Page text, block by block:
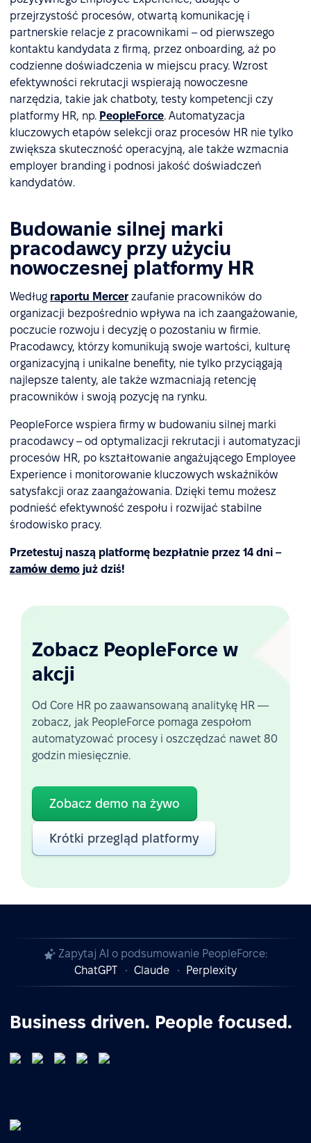
przejrzystość procesów, otwartą komunikację i
partnerskie relacje z pracownikami – od pierwszego
kontaktu kandydata z firmą, przez onboarding, aż po
codzienne doświadczenia w miejscu pracy. Wzrost
efektywności rekrutacji wspierają nowoczesne
narzędzia, takie jak chatboty, testy kompetencji czy
platformy HR, np. PeopleForce. Automatyzacja
kluczowych etapów selekcji oraz procesów HR nie tylko
zwiększa skuteczność operacyjną, ale także wzmacnia
employer branding i podnosi jakość doświadczeń
kandydatów.
Budowanie silnej marki
pracodawcy przy użyciu
nowoczesnej platformy HR
Według raportu Mercer zaufanie pracowników do
organizacji bezpośrednio wpływa na ich zaangażowanie,
poczucie rozwoju i decyzję o pozostaniu w firmie.
Pracodawcy, którzy komunikują swoje wartości, kulturę
organizacyjną i unikalne benefity, nie tylko przyciągają
najlepsze talenty, ale także wzmacniają retencję
pracowników i swoją pozycję na rynku.
PeopleForce wspiera firmy w budowaniu silnej marki
pracodawcy – od optymalizacji rekrutacji i automatyzacji
procesów HR, po kształtowanie angażującego Employee
Experience i monitorowanie kluczowych wskaźników
satysfakcji oraz zaangażowania. Dzięki temu możesz
podnieść efektywność zespołu i rozwijać stabilne
środowisko pracy.
Przetestuj naszą platformę bezpłatnie przez 14 dni –
zamów demo już dziś!
Zobacz PeopleForce w
akcji
Od Core HR po zaawansowaną analitykę HR —
zobacz, jak PeopleForce pomaga zespołom
automatyzować procesy i oszczędzać nawet 80
godzin miesięcznie.
Zobacz demo na żywo
Krótki przegląd platformy
Zapytaj AI o podsumowanie PeopleForce:
ChatGPT
Claude Perplexity
Business driven. People focused.